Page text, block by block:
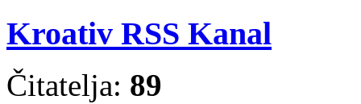
Kroativ RSS Kanal
Čitatelja: 89